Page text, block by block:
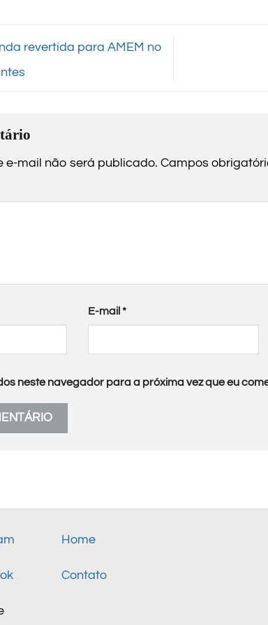
revertida para AMEM no
e-mail não será publicado. Campos
E-mail *
neste navegador para a próxima vez que eu
Home
Contato